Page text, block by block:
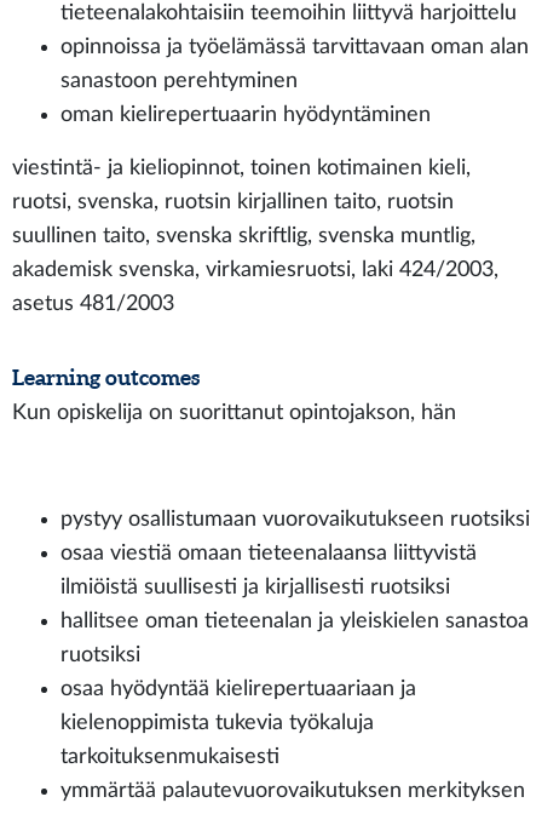
tieteenalakohtaisiin teemoihin liittyvä harjoittelu
opinnoissa ja työelämässä tarvittavaan oman alan
sanastoon perehtyminen
oman kielirepertuaarin hyödyntäminen
viestintä- ja kieliopinnot, toinen kotimainen kieli,
ruotsi, svenska, ruotsin kirjallinen taito, ruotsin
suullinen taito, svenska skriftlig, svenska muntlig,
akademisk svenska, virkamiesruotsi, laki 424/2003,
asetus 481/2003
Learning outcomes
Kun opiskelija on suorittanut opintojakson, hän
pystyy osallistumaan vuorovaikutukseen ruotsiksi
osaa viestiä omaan tieteenalaansa liittyvistä
ilmiöistä suullisesti ja kirjallisesti ruotsiksi
hallitsee oman tieteenalan ja yleiskielen sanastoa
ruotsiksi
osaa hyödyntää kielirepertuaariaan ja
kielenoppimista tukevia työkaluja
tarkoituksenmukaisesti
ymmärtää palautevuorovaikutuksen merkityksen